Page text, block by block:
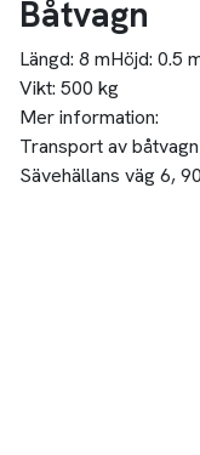
Båtvagn
Längd: 8 mHöjd: 0.5
Vikt: 500 kg
Mer information:
Transport av
Sävehällans väg 6,